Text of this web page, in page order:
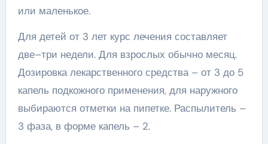
или маленькое.
Для детей от 3 лет курс лечения составляет
две–три недели. Для взрослых обычно месяц.
Дозировка лекарственного средства – от 3 до 5
капель подкожного применения, для наружного
выбираются отметки на пипетке. Распылитель –
3 фаза, в форме капель – 2.